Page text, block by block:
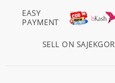
EASY
PAYMENT
SELL ON SAJEKGOR